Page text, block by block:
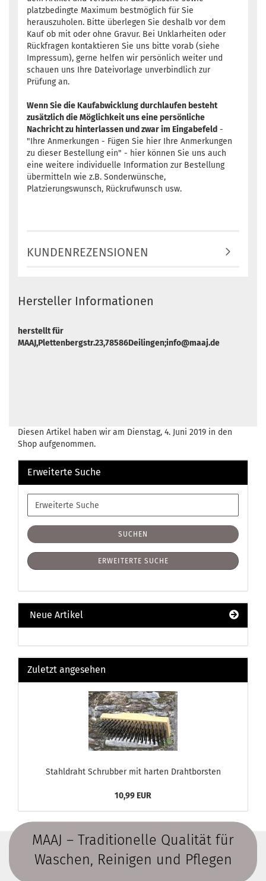
platzbedingte Maximum bestmöglich für Sie
herauszuholen. Bitte überlegen Sie deshalb vor dem
Kauf ob mit oder ohne Gravur. Bei Unklarheiten oder
Rückfragen kontaktieren Sie uns bitte vorab (siehe
Impressum), gerne helfen wir persönlich weiter und
schauen uns Ihre Dateivorlage unverbindlich zur
Prüfung an.
Wenn Sie die Kaufabwicklung durchlaufen besteht
zusätzlich die Möglichkeit uns eine persönliche
Nachricht zu hinterlassen und zwar im Eingabefeld -
"Ihre Anmerkungen - Fügen Sie hier Ihre Anmerkungen
zu dieser Bestellung ein" - hier können Sie uns auch
eine weitere individuelle Information zur Bestellung
übermitteln wie z.B. Sonderwünsche,
Platzierungswunsch, Rückrufwunsch usw.
KUNDENREZENSIONEN
Hersteller Informationen
herstellt für
MAAJ,Plettenbergstr.23,78586Deilingen;info@maaj.de
Diesen Artikel haben wir am Dienstag, 4. Juni 2019 in den
Shop aufgenommen.
Erweiterte Suche
Erweiterte
Suche
SUCHEN
ERWEITERTE SUCHE
Neue Artikel
Zuletzt angesehen
Stahldraht Schrubber mit harten Drahtborsten
10,99 EUR
MAAJ – Traditionelle Qualität für
Waschen, Reinigen und Pflegen